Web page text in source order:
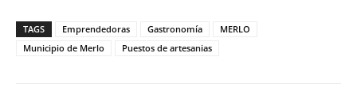
TAGS Emprendedoras Gastronomía
MERLO
Municipio de Merlo
Puestos de artesanias